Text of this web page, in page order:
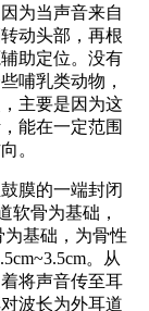
为当声音来自
动头部，再根
助定位。没有
哺乳类动物，
主要是因为这
能在一定范围
。
膜的一端封闭
软骨为基础，
基础，为骨性
。从
将声音传至耳
波长为外耳道